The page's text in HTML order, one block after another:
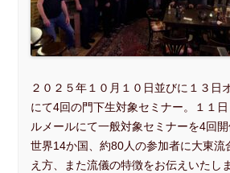
２０２５年１０月１０日並びに１３
にて4回の門下生対象セミナー。１１
ルメールにて一般対象セミナーを4回開
世界14か国、約80人の参加者に大東流
え方、また流儀の特徴をお伝えいたし